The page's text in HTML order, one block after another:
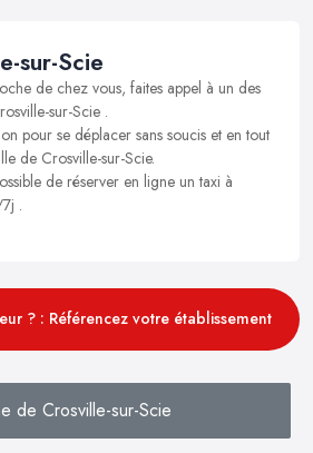
sur-Scie
de chez vous, faites appel à un des
sur-Scie .
pour se déplacer sans soucis et en tout
de Crosville-sur-Scie.
de réserver en ligne un taxi à
.
? : Référencez votre établissement
de Crosville-sur-Scie